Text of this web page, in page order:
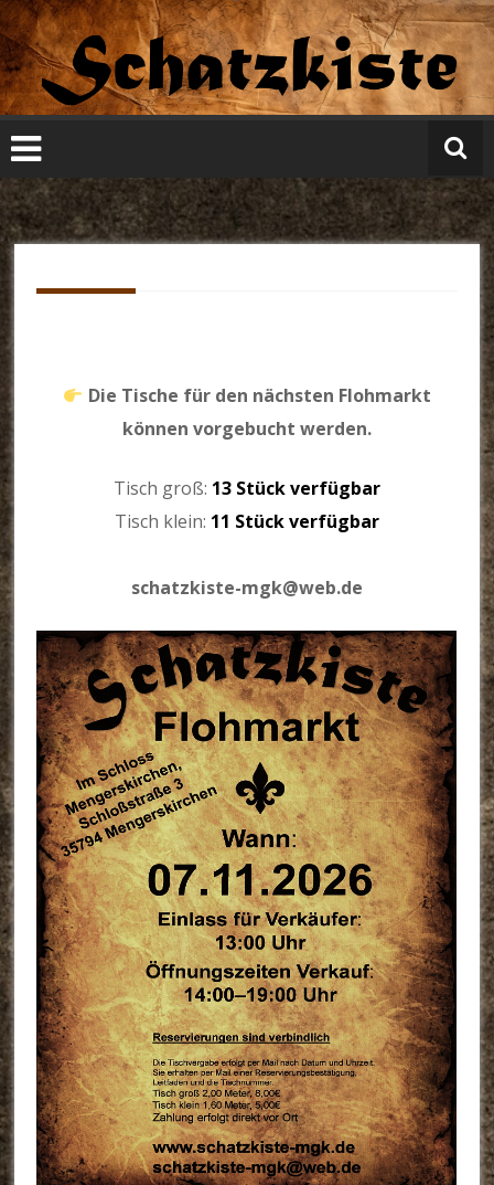
Zum
Inhalt
springen
S
c
z
ki
st
m
Die Tische für den nächsten Flohmarkt
können vorgebucht werden.
Tisch groß: 13 Stück verfügbar
Tisch klein: 11 Stück verfügbar
schatzkiste-mgk@web.de